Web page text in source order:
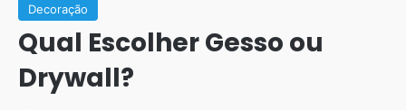
Decoração
Qual Escolher Gesso ou
Drywall?